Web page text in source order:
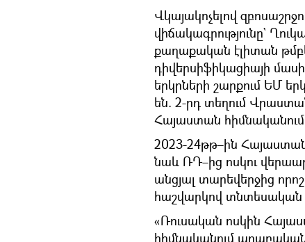
Վկայակոչելով
վիճակագրությունը`
քաղաքական էլիտան
դիվերսիֆիկացիայի
երկրների շարքում ԵՄ
են. 2-րդ տեղում
Հայաստան հիմնականում
2023-24թթ–ին
նաև ՌԴ–ից ոսկու
անցյալ տարեվերջից
հաշվարկով տնտեսական
«Ռուսական ոսկին
հիմնականում